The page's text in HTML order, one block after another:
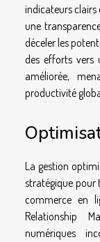
indicateurs clairs
une
déceler les
des efforts vers
améliorée,
productivité
La gestion
stratégique pour
commerce en
Relationship
numériques